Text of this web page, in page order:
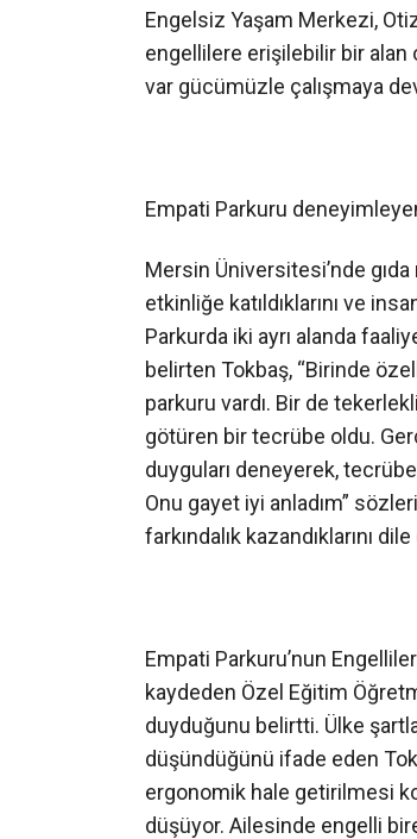
Engelsiz Yaşam Merkezi,
engellilere erişilebilir bir alan
var gücümüzle çalışmaya
Empati Parkuru
Mersin Üniversitesi’nde
etkinliğe katıldıklarını ve
Parkurda iki ayrı alanda
belirten Tokbaş, “Birinde
parkuru vardı. Bir de
götüren bir tecrübe oldu.
duyguları deneyerek,
Onu gayet iyi anladım”
farkındalık kazandıklarını
Empati Parkuru’nun
kaydeden Özel Eğitim
duyduğunu belirtti. Ülke
düşündüğünü ifade eden
ergonomik hale getirilmesi
düşüyor. Ailesinde engelli